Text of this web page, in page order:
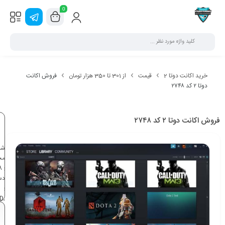
0
خرید اکانت دوتا 2 قیمت از 301 تا 350 هزار تومان
فروش اکانت
دوتا ۲ کد ۲۷۴۸
فروش اکانت دوتا ۲ کد ۲۷۴۸
:
:
,